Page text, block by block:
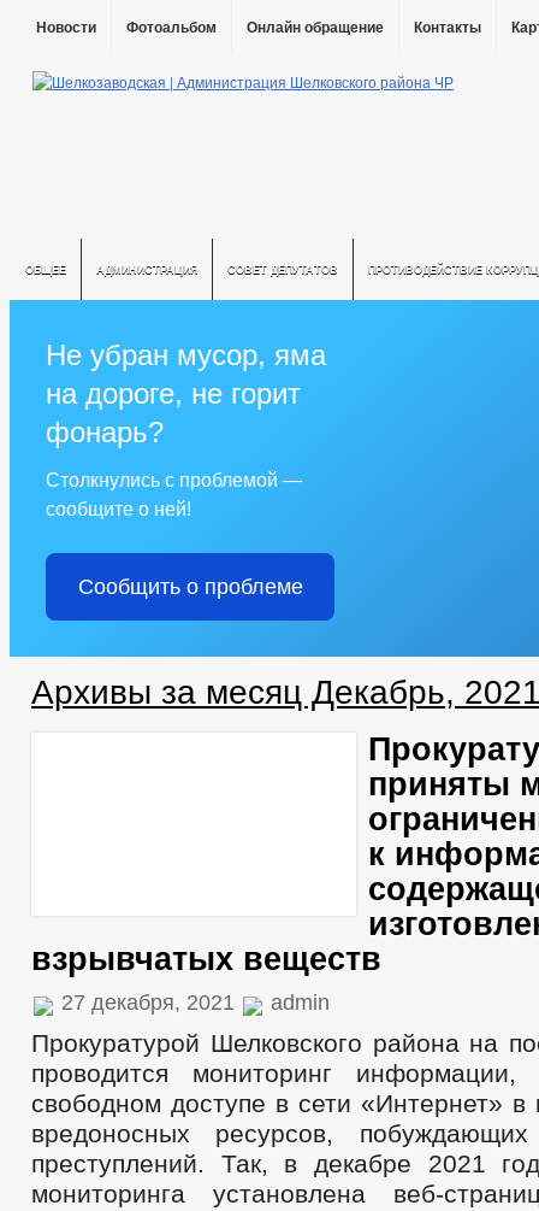
Новости Фотоальбом Онлайн обращение Контакты
ОБЩЕЕ АДМИНИСТРАЦИЯ СОВЕТ ДЕПУТАТОВ ПРОТИВОДЕЙСТВИЕ
Не убран мусор, яма
на дороге, не горит
фонарь?
Столкнулись с проблемой —
сообщите о ней!
Сообщить о проблеме
Архивы за месяц Декабрь,
приняты
к
взрывчатых веществ
27 декабря, 2021 admin
Прокуратурой Шелковского района на
проводится мониторинг
свободном доступе в сети «Интернет» в
вредоносных ресурсов,
преступлений. Так, в декабре 2021
мониторинга установлена веб-